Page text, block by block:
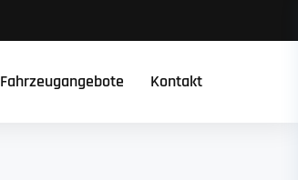
Fahrzeugangebote Kontakt